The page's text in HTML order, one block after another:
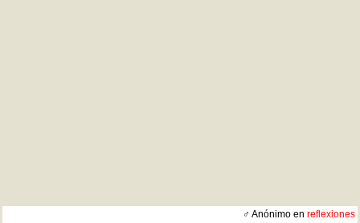
♂ Anónimo en reflexiones